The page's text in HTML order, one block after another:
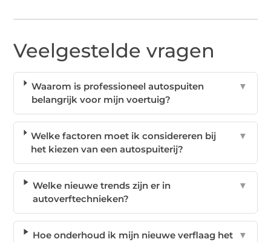
Veelgestelde vragen
Waarom is professioneel autospuiten
belangrijk voor mijn voertuig?
▼
Welke factoren moet ik considereren bij
het kiezen van een autospuiterij?
▼
Welke nieuwe trends zijn er in
autoverftechnieken?
▼
Hoe onderhoud ik mijn nieuwe verflaag het
▼